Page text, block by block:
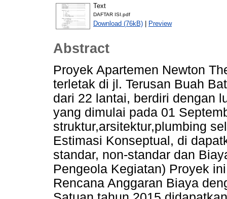
Text
DAFTAR ISI.pdf
Download (76kB) | Preview
Abstract
Proyek Apartemen Newton
terletak di jl. Terusan Buah
dari 22 lantai, berdiri dengan
yang dimulai pada 01
struktur,arsitektur,plumbing
Estimasi Konseptual, di
standar, non-standar dan
Pengeola Kegiatan) Proyek
Rencana Anggaran Biaya